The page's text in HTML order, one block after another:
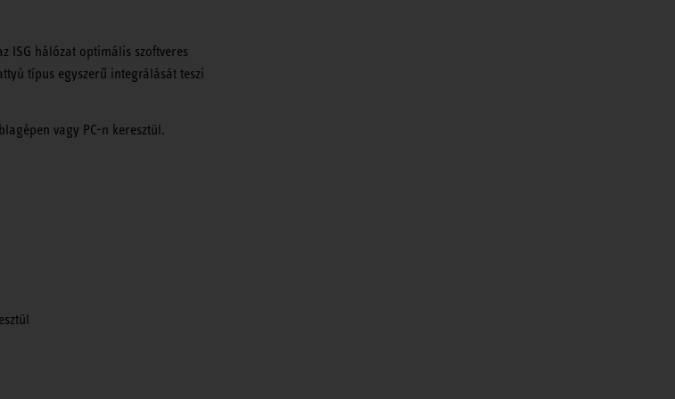
ISG hálózat optimális szoftveres
típus egyszerű integrálását teszi
vagy PC-n keresztül.